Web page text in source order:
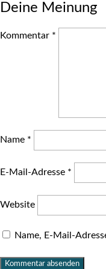
Deine Meinung
Kommentar *
Name *
E-Mail-Adresse *
Website
Name, E-Mail-